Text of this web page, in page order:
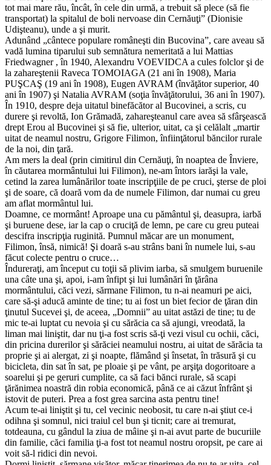
tot mai mare rău, încât, în cele din urmă, a trebuit să plece (să fie
transportat) la spitalul de boli nervoase din Cernăuţi” (Dionisie
Udişteanu), unde a şi murit.
Adunând „cântece populare româneşti din Bucovina”, care aveau să
vadă lumina tiparului sub semnătura nemeritată a lui Mattias
Friedwagner , în 1940, Alexandru VOEVIDCA a cules folclor şi de
la zahareştenii Raveca TOMOIAGA (21 ani în 1908), Maria
PUŞCAŞ (19 ani în 1908), Eugen AVRAM (învăţător superior, 40
ani în 1907) şi Natalia AVRAM (soţia învăţătorului, 36 ani în 1907).
În 1910, despre deja uitatul binefăcător al Bucovinei, a scris, cu
durere şi revoltă, Ion Grămadă, zahareşteanul care avea să sfârşească
drept Erou al Bucovinei şi să fie, ulterior, uitat, ca şi celălalt „martir
uitat de neamul nostru, Grigore Filimon, înfiinţătorul băncilor rurale
de la noi, din ţară.
Am mers la deal (prin cimitirul din Cernăuţi, în noaptea de Înviere,
în căutarea mormântului lui Filimon), ne-am întors iarăşi la vale,
cetind la zarea lumânărilor toate inscripţiile de pe cruci, şterse de ploi
şi de soare, că doară vom da de numele Filimon, dar numai cu greu
am aflat mormântul lui.
Doamne, ce mormânt! Aproape una cu pământul şi, deasupra, iarbă
şi buruene dese, iar la cap o cruciţă de lemn, pe care cu greu puteai
descifra inscripţia ruginită. Pumnul măcar are un monument,
Filimon, însă, nimică! Şi doară s-au strâns bani în numele lui, s-au
făcut colecte pentru o cruce…
Îndureraţi, am început cu toţii să plivim iarba, să smulgem buruenile
una câte una şi, apoi, i-am înfipt şi lui lumânări în ţărâna
mormântului, căci vezi, sărmane Filimon, tu n-ai neamuri pe aici,
care să-şi aducă aminte de tine; tu ai fost un biet fecior de ţăran din
ţinutul Sucevei şi, de aceea, „Domnii” au uitat astăzi de tine; tu de
mic te-ai luptat cu nevoia şi cu sărăcia ca să ajungi, vreodată, la
liman mai liniştit, dar nu ţi-a fost scris să-ţi vezi visul cu ochii, căci,
din pricina durerilor şi sărăciei neamului nostru, ai uitat de sărăcia ta
proprie şi ai alergat, zi şi noapte, flămând şi însetat, în trăsură şi cu
bicicleta, din sat în sat, pe ploaie şi pe vânt, pe arşiţa dogoritoare a
soarelui şi pe geruri cumplite, ca să faci bănci rurale, să scapi
ţărănimea noastră din robia economică, până ce ai căzut înfrânt şi
istovit de puteri. Prea a fost grea sarcina asta pentru tine!
Acum te-ai liniştit şi tu, cel vecinic neobosit, tu care n-ai ştiut ce-i
odihna şi somnul, nici traiul cel bun şi ticnit; care ai tremurat,
totdeauna, cu gândul la ziua de mâine şi n-ai avut parte de bucuriile
din familie, căci familia ţi-a fost tot neamul nostru oropsit, pe care ai
voit să-l ridici din nevoi.